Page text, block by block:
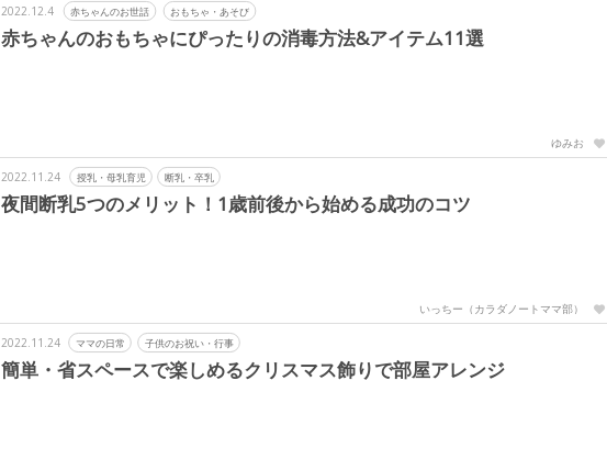
2022.12.4 赤ちゃんのお世話 おもちゃ・あそび
赤ちゃんのおもちゃにぴったりの消毒方法&アイテム11選
ゆみお
2022.11.24 授乳・母乳育児 断乳・卒乳
夜間断乳5つのメリット！1歳前後から始める成功のコツ
いっちー（カラダノートママ部）
2022.11.24 ママの日常 子供のお祝い・行事
簡単・省スペースで楽しめるクリスマス飾りで部屋アレンジ